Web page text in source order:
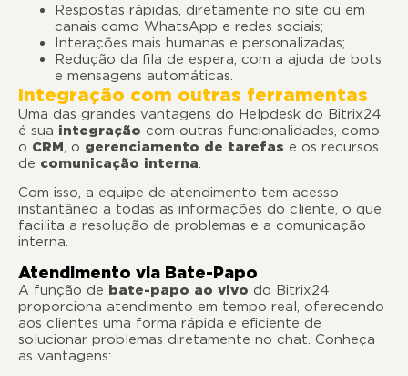
Respostas rápidas, diretamente no site ou em
canais como WhatsApp e redes sociais;
Interações mais humanas e personalizadas;
Redução da fila de espera, com a ajuda de bots
e mensagens automáticas.
Integração com outras ferramentas
Uma das grandes vantagens do Helpdesk do Bitrix24
é sua integração com outras funcionalidades, como
o CRM, o gerenciamento de tarefas e os recursos
de comunicação interna.
Com isso, a equipe de atendimento tem acesso
instantâneo a todas as informações do cliente, o que
facilita a resolução de problemas e a comunicação
interna.
Atendimento via Bate-Papo
A função de bate-papo ao vivo do Bitrix24
proporciona atendimento em tempo real, oferecendo
aos clientes uma forma rápida e eficiente de
solucionar problemas diretamente no chat. Conheça
as vantagens: